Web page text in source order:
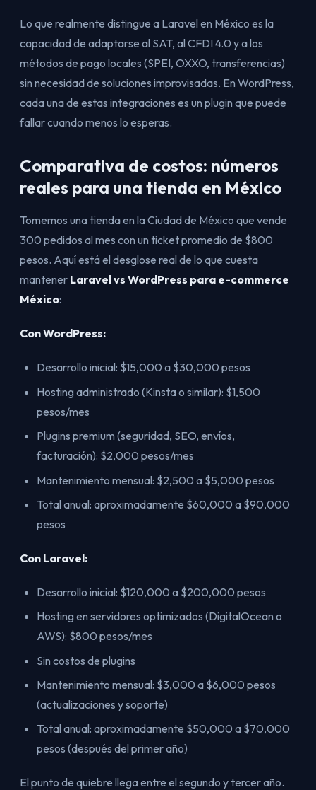
Lo que realmente distingue a Laravel en México es la
capacidad de adaptarse al SAT, al CFDI 4.0 y a los
métodos de pago locales (SPEI, OXXO, transferencias)
sin necesidad de soluciones improvisadas. En WordPress,
cada una de estas integraciones es un plugin que puede
fallar cuando menos lo esperas.
Comparativa de costos: números
reales para una tienda en México
Tomemos una tienda en la Ciudad de México que vende
300 pedidos al mes con un ticket promedio de $800
pesos. Aquí está el desglose real de lo que cuesta
mantener Laravel vs WordPress para e-commerce
México:
Con WordPress:
Desarrollo inicial: $15,000 a $30,000 pesos
Hosting administrado (Kinsta o similar): $1,500
pesos/mes
Plugins premium (seguridad, SEO, envíos,
facturación): $2,000 pesos/mes
Mantenimiento mensual: $2,500 a $5,000 pesos
Total anual: aproximadamente $60,000 a $90,000
pesos
Con Laravel:
Desarrollo inicial: $120,000 a $200,000 pesos
Hosting en servidores optimizados (DigitalOcean o
AWS): $800 pesos/mes
Sin costos de plugins
Mantenimiento mensual: $3,000 a $6,000 pesos
(actualizaciones y soporte)
Total anual: aproximadamente $50,000 a $70,000
pesos (después del primer año)
El punto de quiebre llega entre el segundo y tercer año.